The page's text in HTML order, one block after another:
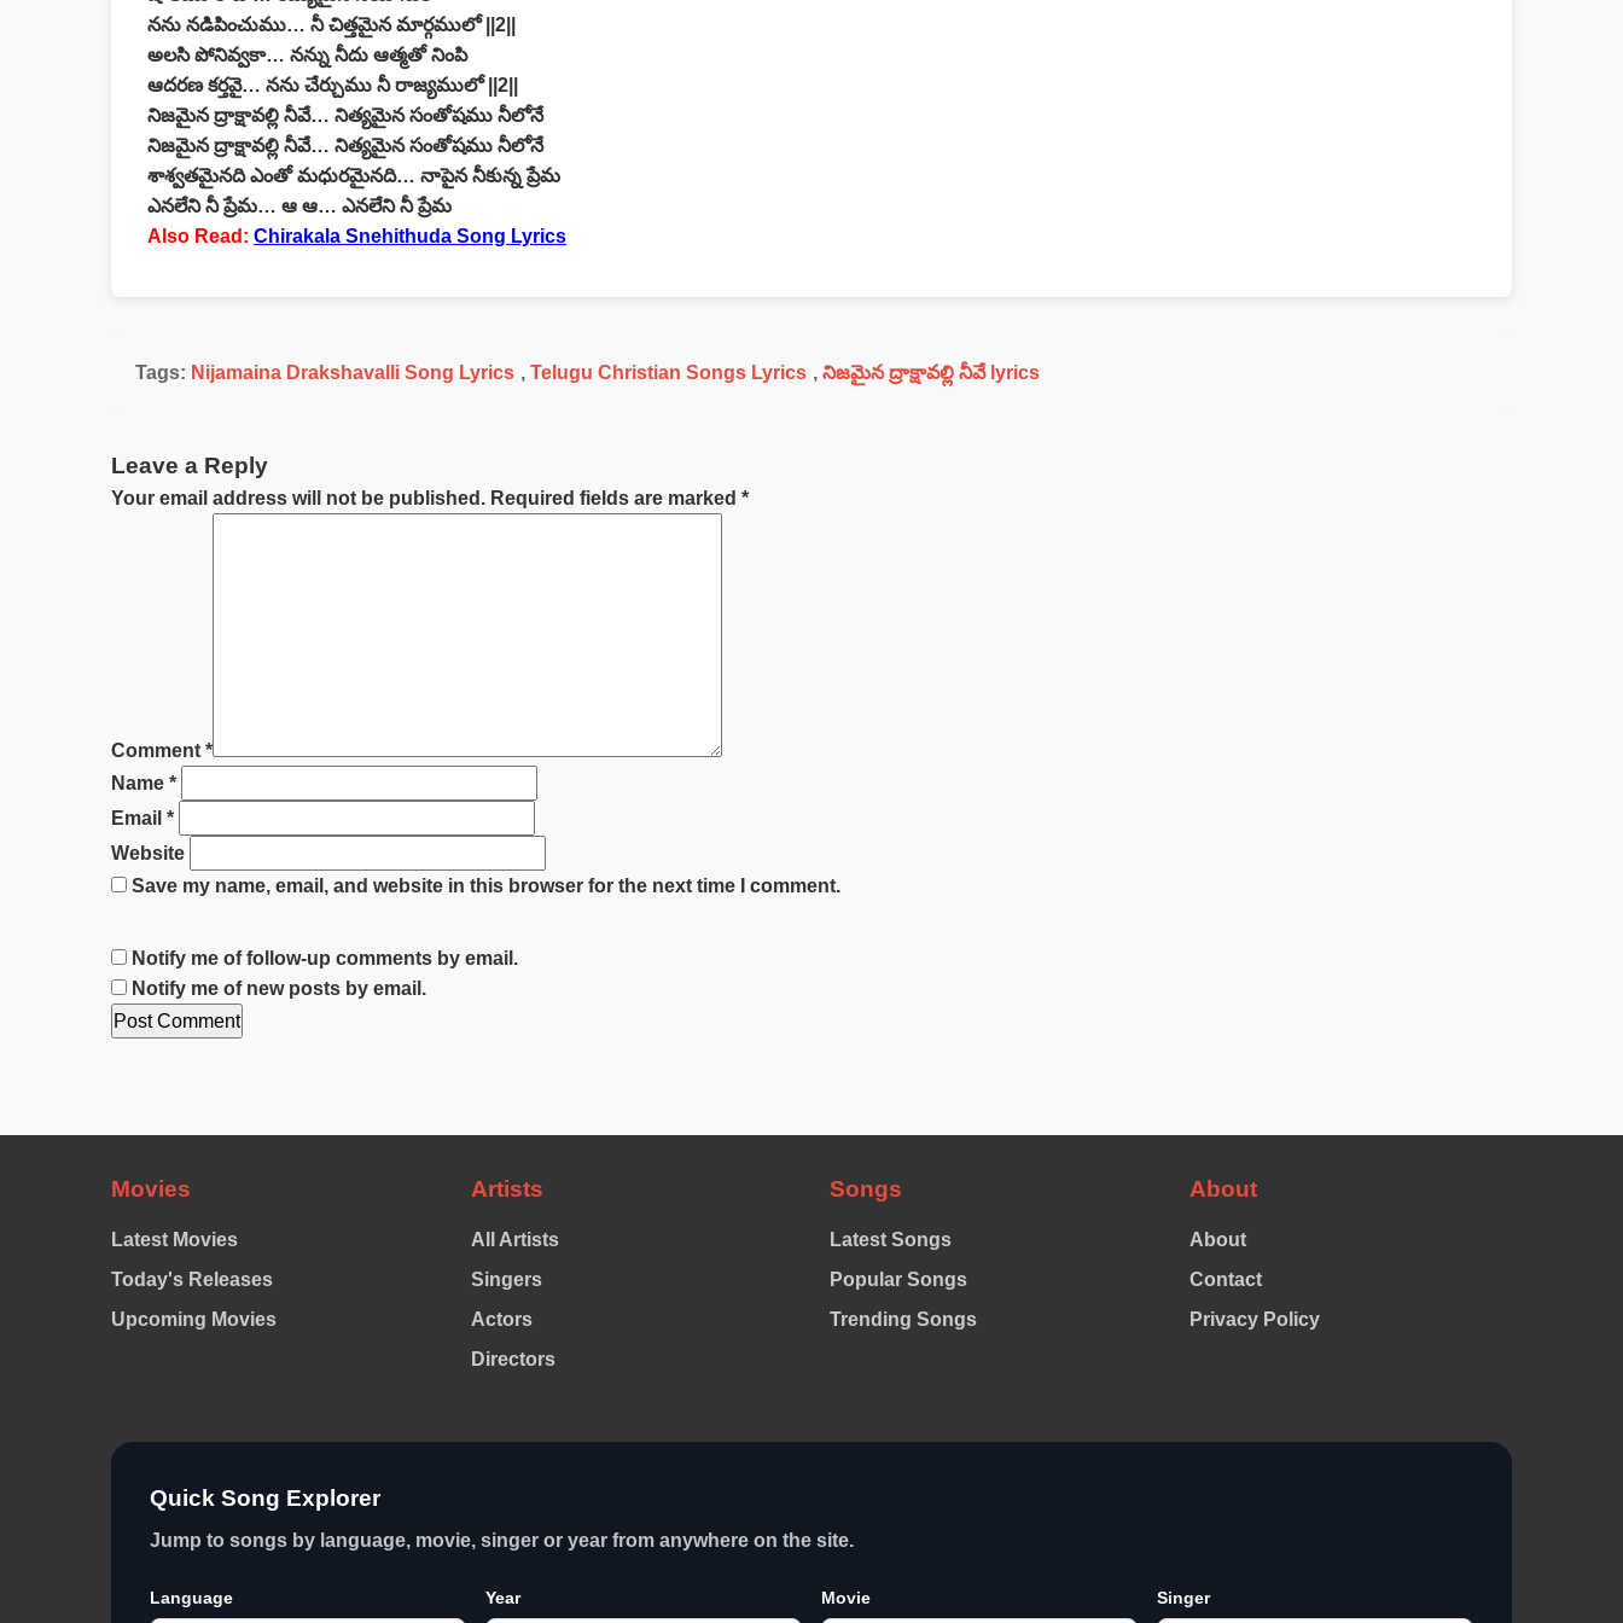
నను నడిపించుము… నీ చిత్తమైన మార్గములో ||2||
అలసి పోనివ్వకా… నన్ను నీదు ఆత్మతో నింపి
ఆదరణ కర్తవై… నను చేర్చుము నీ రాజ్యములో ||2||
నిజమైన ద్రాక్షావల్లి నీవే… నిత్యమైన సంతోషము నీలోనే
నిజమైన ద్రాక్షావల్లి నీవే… నిత్యమైన సంతోషము నీలోనే
శాశ్వతమైనది ఎంతో మధురమైనది… నాపైన నీకున్న ప్రేమ
ఎనలేని నీ ప్రేమ… ఆ ఆ… ఎనలేని నీ ప్రేమ
Also Read: Chirakala Snehithuda Song Lyrics
Tags: Nijamaina Drakshavalli Song Lyrics , Telugu Christian Songs Lyrics , నిజమైన ద్రాక్షావల్లి నీవే lyrics
Leave a Reply
Your email address will not be published. Required fields are marked *
Comment *
Name *
Email *
Website
Save my name, email, and website in this browser for the next time I comment.
Notify me of follow-up comments by email.
Notify me of new posts by email.
Movies
Latest Movies
Today's Releases
Upcoming Movies
Artists
All Artists
Singers
Actors
Directors
Songs
Latest Songs
Popular Songs
Trending Songs
About
About
Contact
Privacy Policy
Quick Song Explorer
Jump to songs by language, movie, singer or year from anywhere on the site.
Language Year Movie Singer